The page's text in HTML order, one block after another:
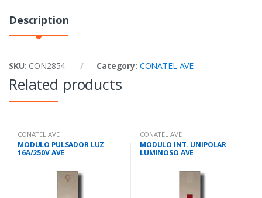
Description
SKU: CON2854 Category: CONATEL AVE
Related products
CONATEL AVE
MODULO PULSADOR LUZ
16A/250V AVE
CONATEL AVE
MODULO INT. UNIPOLAR
LUMINOSO AVE